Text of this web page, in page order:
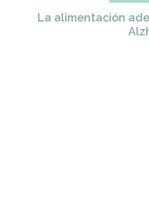
La alimentación